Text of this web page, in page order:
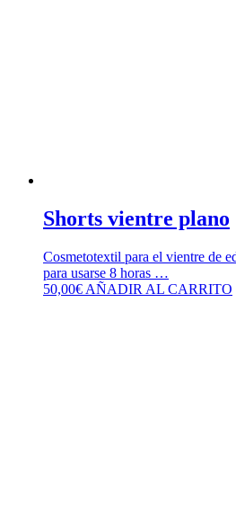
Shorts vientre plano
Cosmetotextil para el vientre de
para usarse 8 horas …
50,00€ AÑADIR AL CARRITO